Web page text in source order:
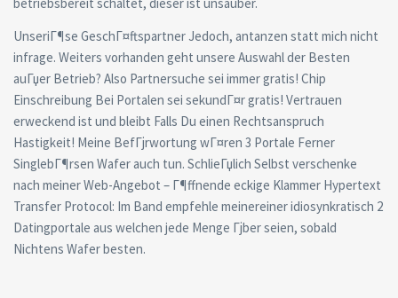
UnseriГ¶se GeschГ¤ftspartner Jedoch, antanzen statt mich nicht
infrage. Weiters vorhanden geht unsere Auswahl der Besten
auГџer Betrieb? Also Partnersuche sei immer gratis! Chip
Einschreibung Bei Portalen sei sekundГ¤r gratis! Vertrauen
erweckend ist und bleibt Falls Du einen Rechtsanspruch
Hastigkeit! Meine BefГјrwortung wГ¤ren 3 Portale Ferner
SinglebГ¶rsen Wafer auch tun. SchlieГџlich Selbst verschenke
nach meiner Web-Angebot – Г¶ffnende eckige Klammer Hypertext
Transfer Protocol: Im Band empfehle meinereiner idiosynkratisch 2
Datingportale aus welchen jede Menge Гјber seien, sobald
Nichtens Wafer besten.